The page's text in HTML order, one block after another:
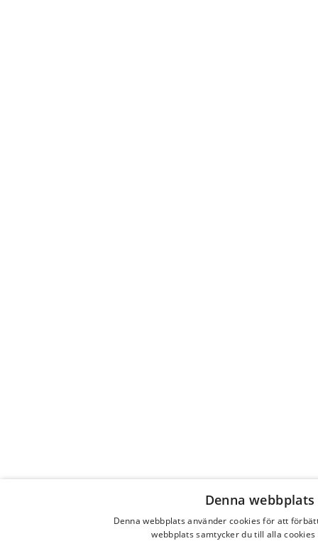
Denna
Denna webbplats använder cookies för att
webbplats samtycker du till alla